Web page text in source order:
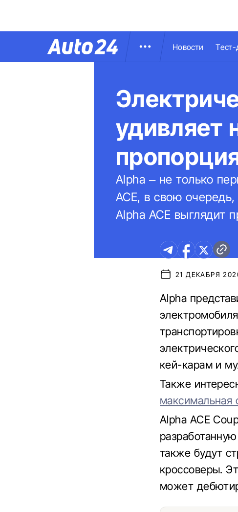
Новости Тест-
удивляет
Alpha – не только
ACE, в свою
Alpha ACE выглядит
21 ДЕКАБРЯ
Alpha
кей-карам и
Также
максимальная
Alpha ACE
также будут
кроссоверы.
может